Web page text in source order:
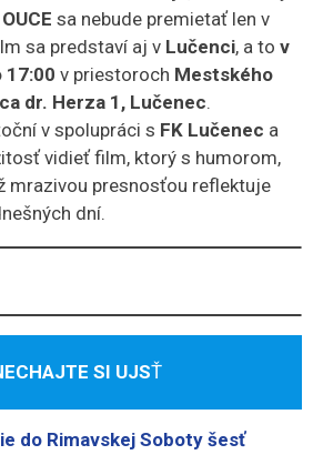
sa nebude premietať len v
sa predstaví aj v Lučenci, a to v
17:00 v priestoroch Mestského
dr. Herza 1, Lučenec.
v spolupráci s FK Lučenec a
vidieť film, ktorý s humorom,
mrazivou presnosťou reflektuje
dní.
SI UJSŤ
do Rimavskej Soboty šesť